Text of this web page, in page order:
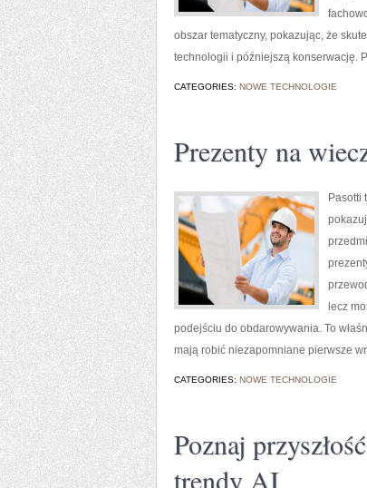
obszar tematyczny, pokazując, że
technologii i późniejszą konserwację.
CATEGORIES: NOWE TECHNOLOGIE
Prezenty na
Pasotti
lecz
podejściu do obdarowywania. To
mają robić niezapomniane pierwsze
CATEGORIES: NOWE TECHNOLOGIE
Poznaj
trendy AI